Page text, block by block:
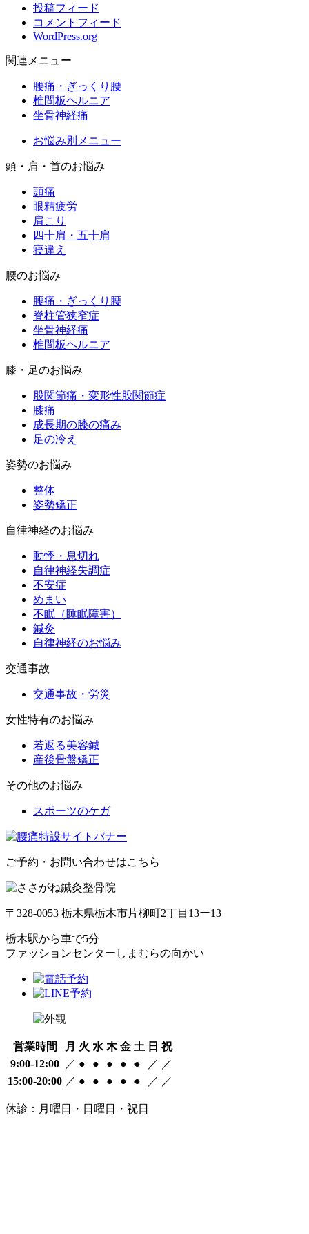
投稿フィード
コメントフィード
WordPress.org
関連メニュー
腰痛・ぎっくり腰
椎間板ヘルニア
坐骨神経痛
お悩み別メニュー
頭・肩・首のお悩み
頭痛
眼精疲労
肩こり
四十肩・五十肩
寝違え
腰のお悩み
腰痛・ぎっくり腰
脊柱管狭窄症
坐骨神経痛
椎間板ヘルニア
膝・足のお悩み
股関節痛・変形性股関節症
膝痛
成長期の膝の痛み
足の冷え
姿勢のお悩み
整体
姿勢矯正
自律神経のお悩み
動悸・息切れ
自律神経失調症
不安症
めまい
不眠（睡眠障害）
鍼灸
自律神経のお悩み
交通事故
交通事故・労災
女性特有のお悩み
若返る美容鍼
産後骨盤矯正
その他のお悩み
スポーツのケガ
ご予約・お問い合わせはこちら
〒328-0053 栃木県栃木市片柳町2丁目13ー13
栃木駅から車で5分
ファッションセンターしまむらの向かい
営業時間 月 火 水 木 金 土 日 祝
9:00-12:00
／ ● ● ● ● ● ／ ／
15:00-20:00 ／ ● ● ● ● ● ／ ／
休診：月曜日・日曜日・祝日